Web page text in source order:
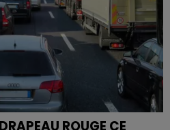
ROUGE CE